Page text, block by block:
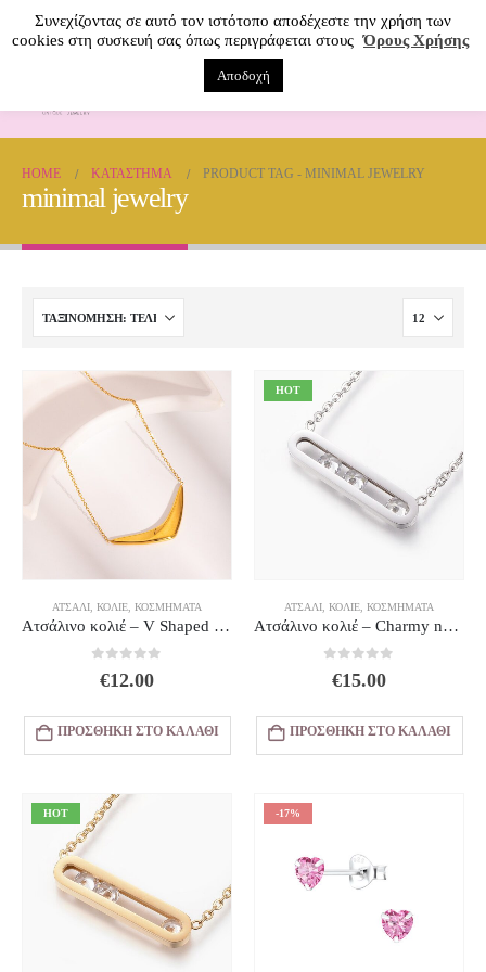
HOME ΚΑΤΆΣΤΗΜΑ PRODUCT TAG - MINIMAL JEWELRY
minimal jewelry
ΑΤΣΆΛΙ, ΚΟΛΙΈ, ΚΟΣΜΗΜΑΤΑ
Ατσάλινο κολιέ – V Shaped Golden
€12.00
ΠΡΟΣΘΉΚΗ ΣΤΟ ΚΑΛΆΘΙ
HOT
ΑΤΣΆΛΙ, ΚΟΛΙΈ, ΚΟΣΜΗΜΑΤΑ
Ατσάλινο κολιέ – Charmy necklace Zirconia Silver
€15.00
ΠΡΟΣΘΉΚΗ ΣΤΟ ΚΑΛΆΘΙ
HOT -17%
Συνεχίζοντας σε αυτό τον ιστότοπο αποδέχεστε την χρήση των
cookies στη συσκευή σας όπως περιγράφεται στους Όρους Χρήσης
Αποδοχή